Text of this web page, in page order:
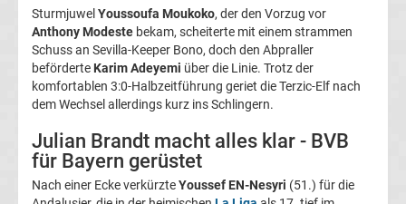
Serie
A
Türk.
Süper
Lig
Sturmjuwel Youssoufa Moukoko, der den Vorzug vor
Anthony Modeste bekam, scheiterte mit einem strammen
Schuss an Sevilla-Keeper Bono, doch den Abpraller
beförderte Karim Adeyemi über die Linie. Trotz der
komfortablen 3:0-Halbzeitführung geriet die Terzic-Elf nach
dem Wechsel allerdings kurz ins Schlingern.
Julian Brandt macht alles klar - BVB
für Bayern gerüstet
Nach einer Ecke verkürzteYoussef EN-Nesyri (51.) für die